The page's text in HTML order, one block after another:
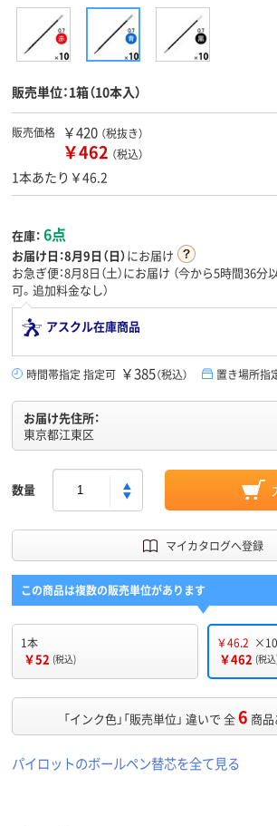
販売単位：1箱（10本入）
販売価格 ￥420 （税抜き）
￥462 （税込）
1本あたり￥46.2
在庫： 6点
お届け日：8月9日（日）にお届け
お急ぎ便：8月8日（土）にお届け （今から5時間36分
可。追加料金なし）
アスクル在庫商品
時間帯指定 指定可 ￥385（税込） 置き場所指
お届け先住所：
東京都江東区
数量
マイカタログへ登録
この商品は複数の販売単位があります
1本
￥52 (税込)
￥46.2
￥462 (税
「インク色」「販売単位」 違いで 全6 商品
パイロットのボールペン替芯を全て見る